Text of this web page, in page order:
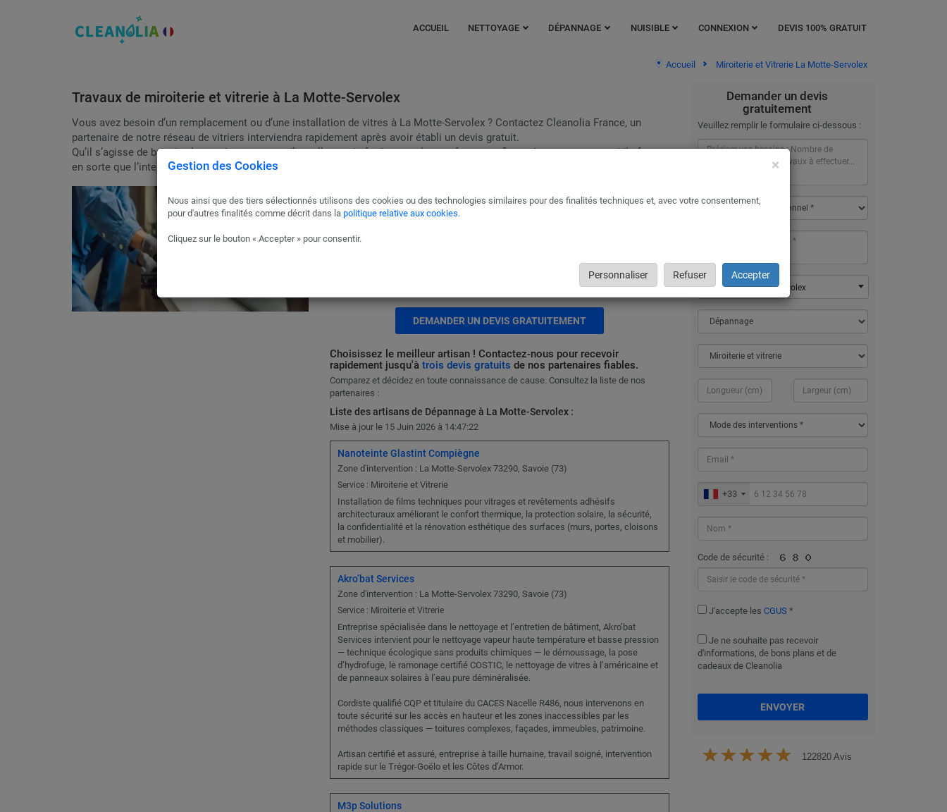
ACCUEIL NETTOYAGE DÉPANNAGE NUISIBLE CONNEXION DEVIS 100% GRATUIT
Accueil Miroiterie et Vitrerie La Motte-Servolex
Travaux de miroiterie et vitrerie à La Motte-Servolex
Vous avez besoin d’un remplacement ou d’une installation de vitres à La Motte-Servolex ? Contactez Cleanolia France, un
partenaire de notre réseau de vitriers interviendra rapidement après avoir établi un devis gratuit.
Qu’il s’agisse de bris de glaces, de miroirs ou d’installation de fenêtres isolantes, faites confiance à nos partenaires ! Ils feront
en sorte que l’intervention soit prise en charge par votre assurance lorsque cela est possible.
Miroiterie et Vitrerie La Motte-Servolex
Ils s’occuperont de tous bris de glaces ou de miroir, ainsi que de l’installation
de fenêtres isolantes. Ils feront en sorte que l’intervention ne vous coûte rien
Pour les magasins et restaurants, nos vitriers assurent un remplacement en
DEMANDER UN DEVIS GRATUITEMENT
Choisissez le meilleur artisan ! Contactez-nous pour recevoir
rapidement jusqu'à trois devis gratuits de nos partenaires fiables.
Comparez et décidez en toute connaissance de cause. Consultez la liste de nos
partenaires :
Liste des artisans de Dépannage à La Motte-Servolex :
Mise à jour le 15 Juin 2026 à 14:47:22
Nanoteinte Glastint Compiègne
Zone d'intervention : La Motte-Servolex 73290, Savoie (73)
Service : Miroiterie et Vitrerie
Installation de films techniques pour vitrages et revêtements adhésifs
architecturaux améliorant le confort thermique, la protection solaire, la sécurité,
la confidentialité et la rénovation esthétique des surfaces (murs, portes, cloisons
et mobilier).
Akro’bat Services
Zone d'intervention : La Motte-Servolex 73290, Savoie (73)
Service : Miroiterie et Vitrerie
Entreprise spécialisée dans le nettoyage et l’entretien de bâtiment, Akro’bat
Services intervient pour le nettoyage vapeur haute température et basse pression
— technique écologique sans produits chimiques — le démoussage, la pose
d’hydrofuge, le ramonage certifié COSTIC, le nettoyage de vitres à l’américaine et
de panneaux solaires à l’eau pure déminéralisée.
Cordiste qualifié CQP et titulaire du CACES Nacelle R486, nous intervenons en
toute sécurité sur les accès en hauteur et les zones inaccessibles par les
méthodes classiques — toitures complexes, façades, immeubles, patrimoine.
Artisan certifié et assuré, entreprise à taille humaine, travail soigné, intervention
rapide sur le Trégor-Goëlo et les Côtes d’Armor.
M3p Solutions
Demander un devis
gratuitement
Veuillez remplir le formulaire ci-dessous :
73290 - La Motte-Servolex
+33
Code de sécurité :
J'accepte les CGUS *
Je ne souhaite pas recevoir
d'informations, de bons plans et de
cadeaux de Cleanolia
ENVOYER
122820 Avis
Gestion des Cookies ×
Nous ainsi que des tiers sélectionnés utilisons des cookies ou des technologies similaires pour des finalités techniques et, avec votre consentement,
pour d'autres finalités comme décrit dans la politique relative aux cookies.
Cliquez sur le bouton « Accepter » pour consentir.
Personnaliser Refuser Accepter